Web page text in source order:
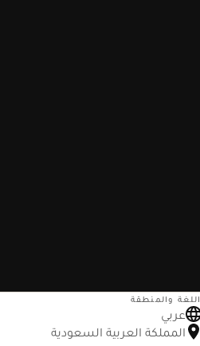
اللغة والمنطقة
عربي
المملكة العربية السعودية